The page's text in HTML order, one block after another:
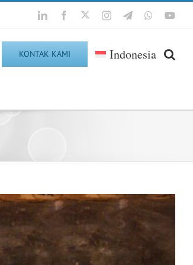
LinkedInFacebook
TwitterInstagramTelegramWhatsApp
KONTAK KAMI Indonesia